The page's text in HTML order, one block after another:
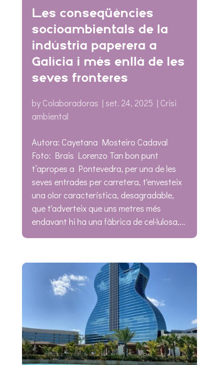
Les conseqüències
socioambientals de la
indústria paperera a
Galícia i més enllà de les
seves fronteres
by Colaboradoras | set. 24, 2025 | Crisi
ambiental
Autora: Cayetana Mosteiro Cadaval
Foto: Brais Lorenzo Tan bon punt
t’apropes a Pontevedra, per una de les
seves entrades per carretera, t'envesteix
una olor característica, desagradable,
que t'adverteix que uns metres més
endavant hi ha una fàbrica de cel·lulosa,...